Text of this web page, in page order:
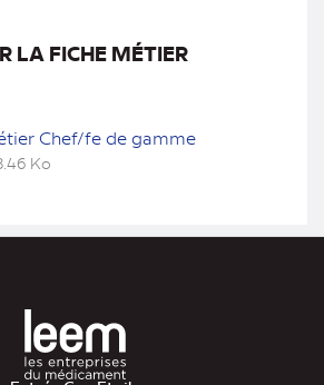
LA FICHE MÉTIER
Chef/fe de gamme
Ko